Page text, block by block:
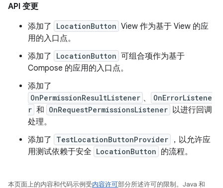
API 变更
添加了
LocationButton View 作为基于 View 的应
用的入口点。
添加了
LocationButton 可组合项作为基于
Compose 的应用的入口点。
添加了
OnPermissionResultListener 、
OnErrorListene
r 和 OnRequestPermissionsListener 以进行回调
处理。
添加了
TestLocationButtonProvider
，以允许应
用测试依赖于安全 LocationButton 的流程。
本页面上的内容和代码示例受内容许可部分所述许可的限制。Java 和